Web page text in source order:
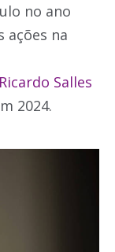
no ano
ações na
Ricardo Salles
2024.